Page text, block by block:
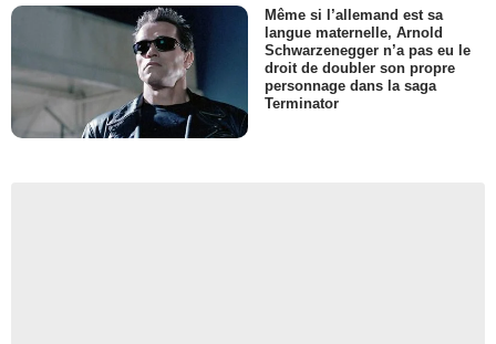
Même si l’allemand est sa
langue maternelle, Arnold
Schwarzenegger n’a pas eu le
droit de doubler son propre
personnage dans la saga
Terminator